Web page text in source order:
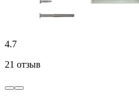
4.7
21 отзыв